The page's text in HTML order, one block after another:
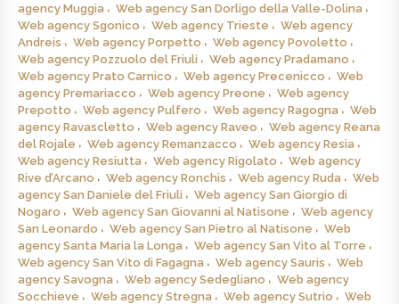
agency Muggia
Web agency San Dorligo della Valle-Dolina
Web agency Sgonico
Web agency Trieste
Web agency
Andreis
Web agency Porpetto
Web agency Povoletto
Web agency Pozzuolo del Friuli
Web agency Pradamano
Web agency Prato Carnico
Web agency Precenicco
Web
agency Premariacco
Web agency Preone
Web agency
Prepotto
Web agency Pulfero Web agency Ragogna
Web
agency Ravascletto
Web agency Raveo
Web agency Reana
del Rojale
Web agency Remanzacco
Web agency Resia
Web agency Resiutta
Web agency Rigolato
Web agency
Rive d’Arcano
Web agency Ronchis Web agency Ruda
Web
agency San Daniele del Friuli
Web agency San Giorgio di
Nogaro
Web agency San Giovanni al Natisone
Web agency
San Leonardo
Web agency San Pietro al Natisone
Web
agency Santa Maria la Longa
Web agency San Vito al Torre
Web agency San Vito di Fagagna
Web agency Sauris
Web
agency Savogna
Web agency Sedegliano
Web agency
Socchieve
Web agency Stregna Web agency Sutrio
Web